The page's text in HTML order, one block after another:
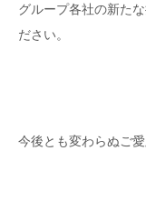
グループ各社の新た
ださい。
今後とも変わらぬご